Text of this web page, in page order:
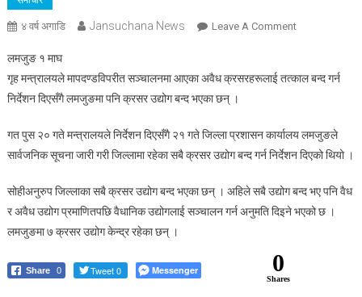
४ वर्ष अगाडि Jansuchana News Leave A CommentOn
क्रसर
लमजुङ १ माघ
गृह मन्त्रालयले मापदण्डविपरीत सञ्चालनमा आएका अवैध क्रसरहरूलाई तत्काल बन्द गर्न
निर्देशन दिएसँगै लमजुङमा पनि क्रसर उद्योग बन्द भएका छन् ।
गत पुस २० गते मन्त्रालयले निर्देशन दिएसँगै २१ गते जिल्ला प्रशासन कार्यालय लमजुङले
सार्वजनिक सूचना जारी गरी जिल्लामा रहेका सबै क्रसर उद्योग बन्द गर्न निर्देशन दिएको थियो ।
सोहीअनुरुप जिल्लाका सबै क्रसर उद्योग बन्द भएका छन् । अहिले सबै उद्योग बन्द भए पनि वैध
र अवैध उद्योग प्रमाणितपछि वैधानिक उद्योगलाई सञ्चालन गर्न अनुमति दिइने भएको छ ।
लमजुङमा ७ क्रसर उद्योग केन्द्र रहेका छन् ।
Share 0 Tweet 0 Messenger 0
Shares